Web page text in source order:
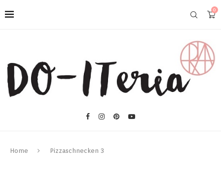
0
Home Pizzaschnecken 3